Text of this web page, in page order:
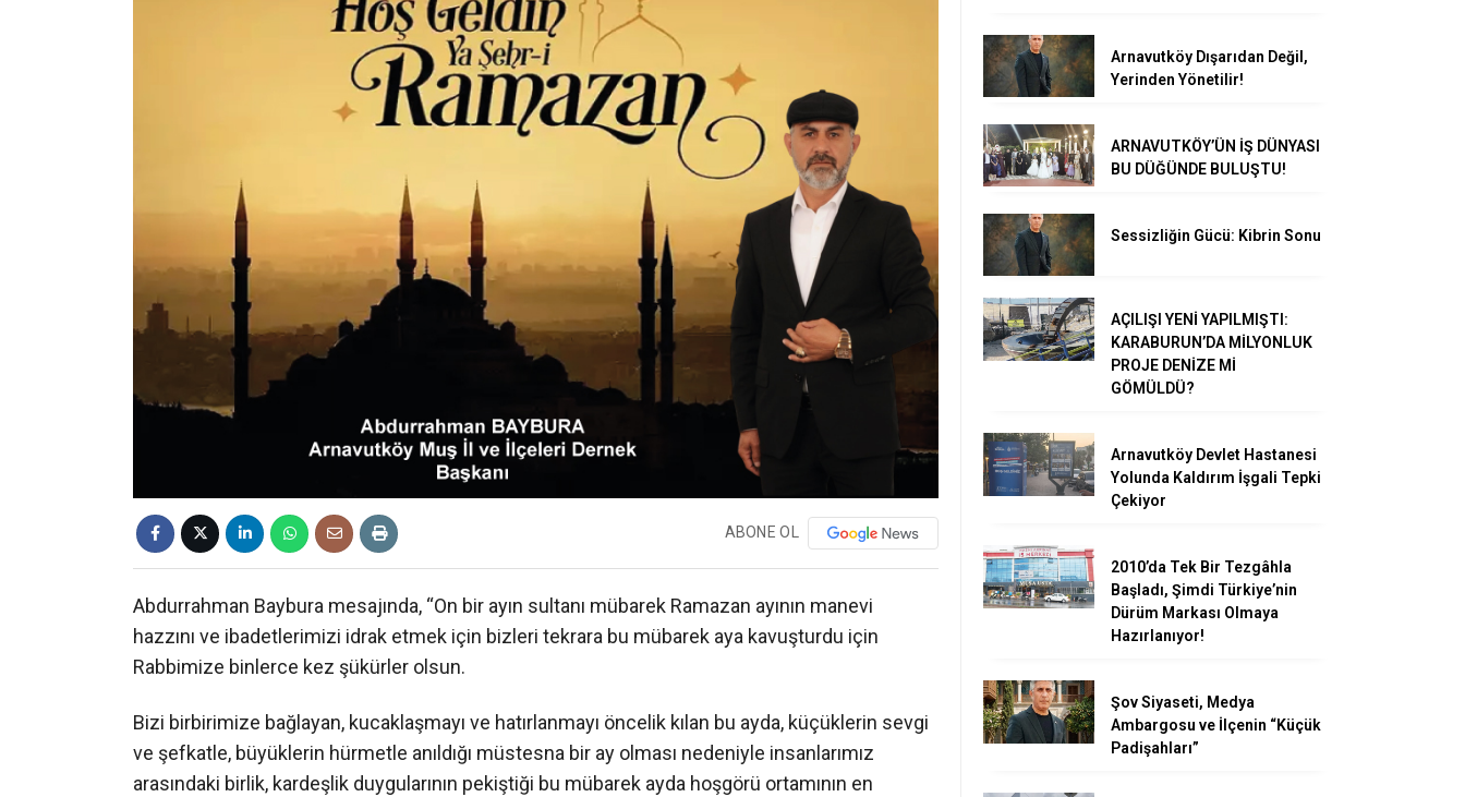
ABONE OL
Abdurrahman Baybura mesajında, “On bir ayın sultanı mübarek Ramazan ayının manevi
hazzını ve ibadetlerimizi idrak etmek için bizleri tekrara bu mübarek aya kavuşturdu için
Rabbimize binlerce kez şükürler olsun.
Bizi birbirimize bağlayan, kucaklaşmayı ve hatırlanmayı öncelik kılan bu ayda, küçüklerin sevgi
ve şefkatle, büyüklerin hürmetle anıldığı müstesna bir ay olması nedeniyle insanlarımız
arasındaki birlik, kardeşlik duygularının pekiştiği bu mübarek ayda hoşgörü ortamının en
Arnavutköy Dışarıdan Değil,
Yerinden Yönetilir!
ARNAVUTKÖY’ÜN İŞ DÜNYASI
BU DÜĞÜNDE BULUŞTU!
Sessizliğin Gücü: Kibrin Sonu
AÇILIŞI YENİ YAPILMIŞTI:
KARABURUN’DA MİLYONLUK
PROJE DENİZE Mİ
GÖMÜLDÜ?
Arnavutköy Devlet Hastanesi
Yolunda Kaldırım İşgali Tepki
Çekiyor
2010’da Tek Bir Tezgâhla
Başladı, Şimdi Türkiye’nin
Dürüm Markası Olmaya
Hazırlanıyor!
Şov Siyaseti, Medya
Ambargosu ve İlçenin “Küçük
Padişahları”